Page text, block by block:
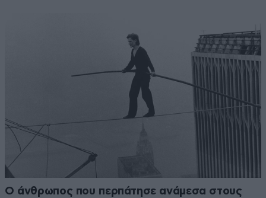
Ο άνθρωπος που περπάτησε ανάμεσα στους